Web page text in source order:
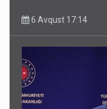
6 Avqust 17:14